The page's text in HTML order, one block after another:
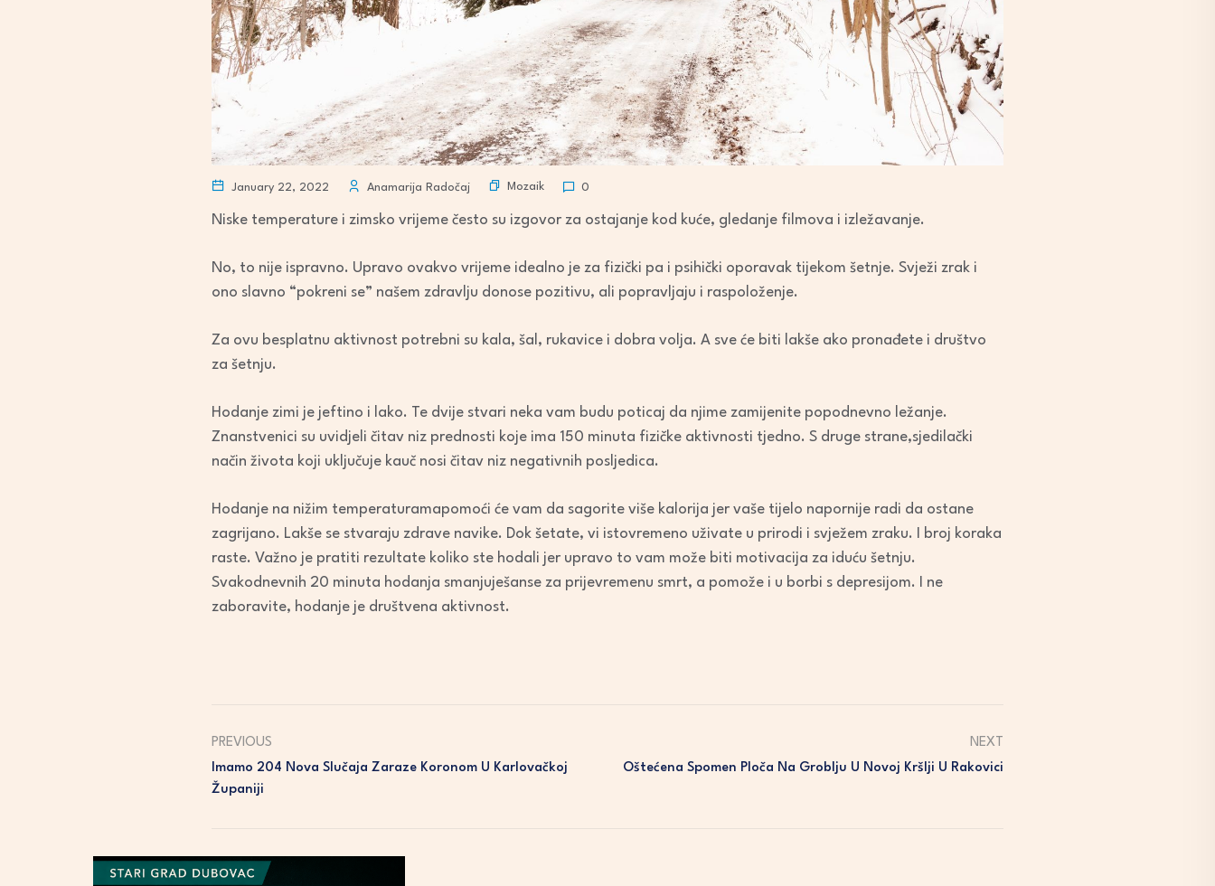
January 22, 2022 Anamarija Radočaj Mozaik 0
Niske temperature i zimsko vrijeme često su izgovor za ostajanje kod kuće, gledanje filmova i izležavanje.
No, to nije ispravno. Upravo ovakvo vrijeme idealno je za fizički pa i psihički oporavak tijekom šetnje. Svježi zrak i
ono slavno “pokreni se” našem zdravlju donose pozitivu, ali popravljaju i raspoloženje.
Za ovu besplatnu aktivnost potrebni su kala, šal, rukavice i dobra volja. A sve će biti lakše ako pronađete i društvo
za šetnju.
Hodanje zimi je jeftino i lako. Te dvije stvari neka vam budu poticaj da njime zamijenite popodnevno ležanje.
Znanstvenici su uvidjeli čitav niz prednosti koje ima 150 minuta fizičke aktivnosti tjedno. S druge strane,sjedilački
način života koji uključuje kauč nosi čitav niz negativnih posljedica.
Hodanje na nižim temperaturamapomoći će vam da sagorite više kalorija jer vaše tijelo napornije radi da ostane
zagrijano. Lakše se stvaraju zdrave navike. Dok šetate, vi istovremeno uživate u prirodi i svježem zraku. I broj koraka
raste. Važno je pratiti rezultate koliko ste hodali jer upravo to vam može biti motivacija za iduću šetnju.
Svakodnevnih 20 minuta hodanja smanjuješanse za prijevremenu smrt, a pomože i u borbi s depresijom. I ne
zaboravite, hodanje je društvena aktivnost.
PREVIOUS
Imamo 204 Nova Slučaja Zaraze Koronom U Karlovačkoj
Županiji
NEXT
Oštećena Spomen Ploča Na Groblju U Novoj Kršlji U Rakovici